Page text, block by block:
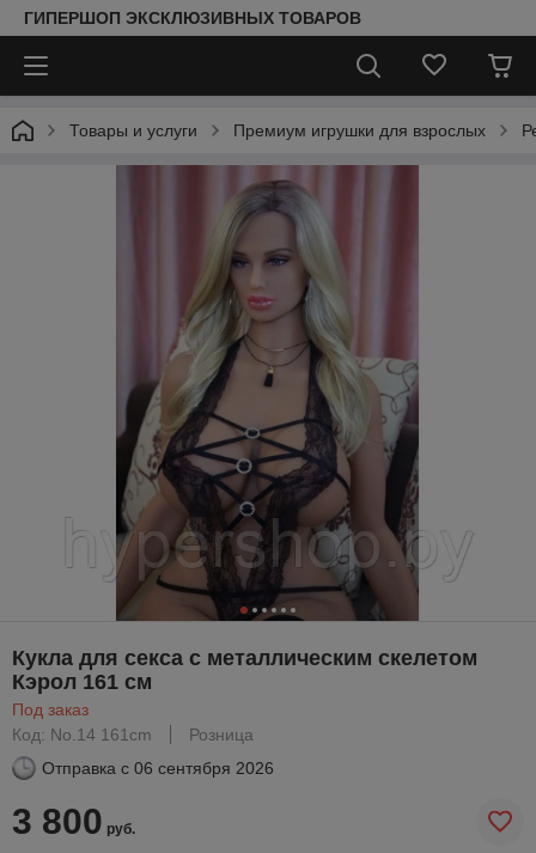
ГИПЕРШОП ЭКСКЛЮЗИВНЫХ ТОВАРОВ
Товары и услуги Премиум игрушки для взрослых
Кукла для секса с металлическим скелетом
Кэрол 161 см
Под заказ
Код: No.14 161cm
Розница
Отправка с 06 сентября 2026
3 800 руб.